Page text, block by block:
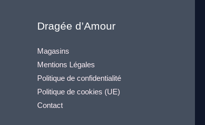
Dragée d’Amour
Magasins
Mentions Légales
Politique de confidentialité
Politique de cookies (UE)
Contact